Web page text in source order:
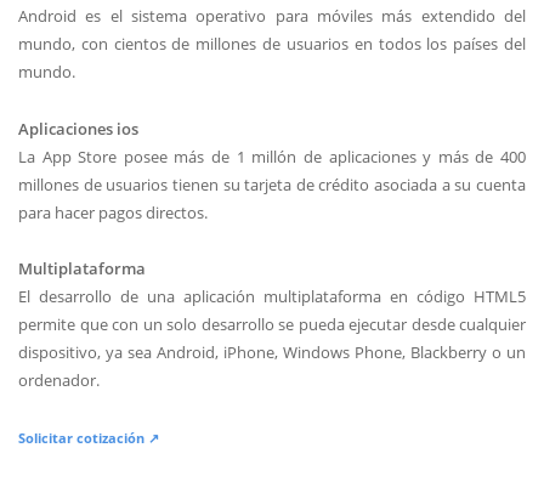
Android es el sistema operativo para móviles más extendido del
mundo, con cientos de millones de usuarios en todos los países del
mundo.
Aplicaciones ios
La App Store posee más de 1 millón de aplicaciones y más de 400
millones de usuarios tienen su tarjeta de crédito asociada a su cuenta
para hacer pagos directos.
Multiplataforma
El desarrollo de una aplicación multiplataforma en código HTML5
permite que con un solo desarrollo se pueda ejecutar desde cualquier
dispositivo, ya sea Android, iPhone, Windows Phone, Blackberry o un
ordenador.
Solicitar cotización ↗